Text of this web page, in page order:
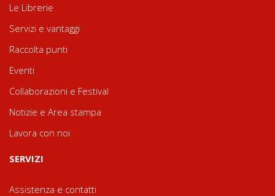
Le Librerie
Servizi e vantaggi
Raccolta punti
Eventi
Collaborazioni e Festival
Notizie e Area stampa
Lavora con noi
SERVIZI
Assistenza e contatti